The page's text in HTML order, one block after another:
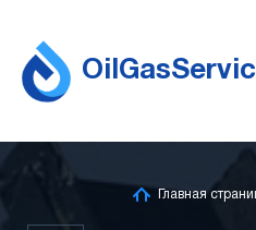
Главная